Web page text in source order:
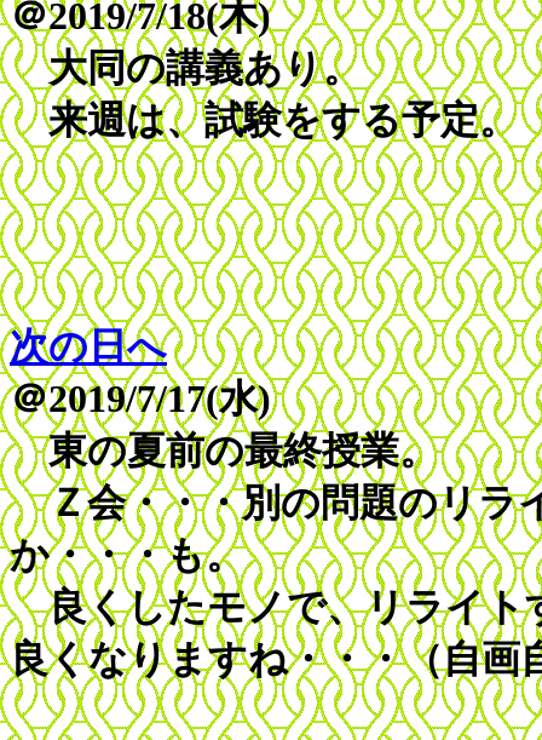
＠2019/7/18(木)
大同の講義あり。
来週は、試験をする予定。
次の日へ
＠2019/7/17(水)
東の夏前の最終授業。
Ｚ会・・・別の問題のリラ
か・・・も。
良くしたモノで、リライト
良くなりますね・・・（自画